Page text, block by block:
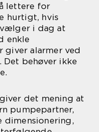
lettere for
hurtigt, hvis
i dag at
enkle
giver alarmer ved
behøver ikke
det mening at
pumpepartner,
dimensionering,